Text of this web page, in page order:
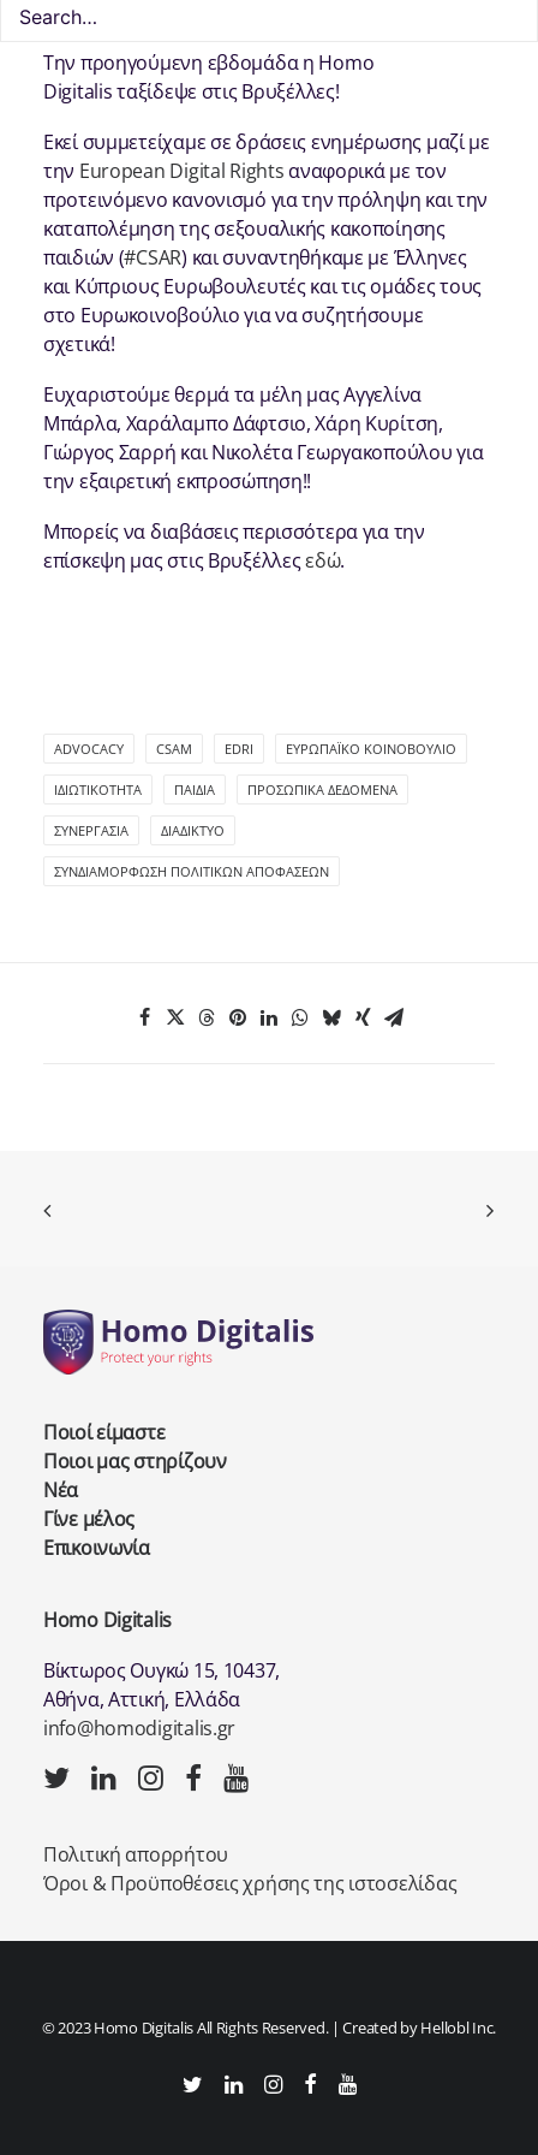
Την προηγούμενη εβδομάδα η Homo
Digitalis ταξίδεψε στις Βρυξέλλες!
Εκεί συμμετείχαμε σε δράσεις ενημέρωσης μαζί με
την European Digital Rightsαναφορικά με τoν
προτεινόμενο κανονισμό για την πρόληψη και την
καταπολέμηση της σεξουαλικής κακοποίησης
παιδιών (#CSAR) και συναντηθήκαμε με Έλληνες
και Κύπριους Ευρωβουλευτές και τις ομάδες τους
στο Ευρωκοινοβούλιο για να συζητήσουμε
σχετικά!
Ευχαριστούμε θερμά τα μέλη μας Αγγελίνα
Μπάρλα, Χαράλαμπο Δάφτσιο, Χάρη Κυρίτση,
Γιώργος Σαρρή και Νικολέτα Γεωργακοπούλου για
την εξαιρετική εκπροσώπηση!!
Μπορείς να διαβάσεις περισσότερα για την
επίσκεψη μας στις Βρυξέλλεςεδώ.
ADVOCACY CSAM EDRI ΕΥΡΩΠΑΪΚΌ ΚΟΙΝΟΒΟΎΛΙΟ
ΙΔΙΩΤΙΚΌΤΗΤΑ ΠΑΙΔΙΆ ΠΡΟΣΩΠΙΚΆ ΔΕΔΟΜΈΝΑ
ΣΥΝΕΡΓΑΣΊΑ ΔΙΑΔΊΚΤΥΟ
ΣΥΝΔΙΑΜΌΡΦΩΣΗ ΠΟΛΙΤΙΚΏΝ ΑΠΟΦΆΣΕΩΝ
Ποιοί είμαστε
Ποιοι μας στηρίζουν
Νέα
Γίνε μέλος
Επικοινωνία
Homo Digitalis
Βίκτωρος Ουγκώ 15, 10437,
Αθήνα, Αττική, Ελλάδα
info@homodigitalis.gr
Πολιτική απορρήτου
Όροι & Προϋποθέσεις χρήσης της ιστοσελίδας
© 2023 Homo Digitalis All Rights Reserved. | Created byHellobl Inc.